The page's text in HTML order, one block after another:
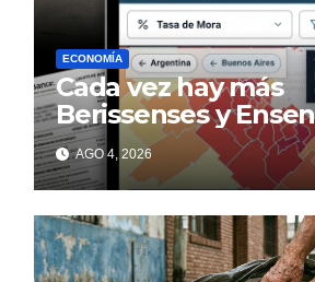
ECONOMÍA
Cada vez hay más
Berissenses y
con deudas
AGO 4, 2026